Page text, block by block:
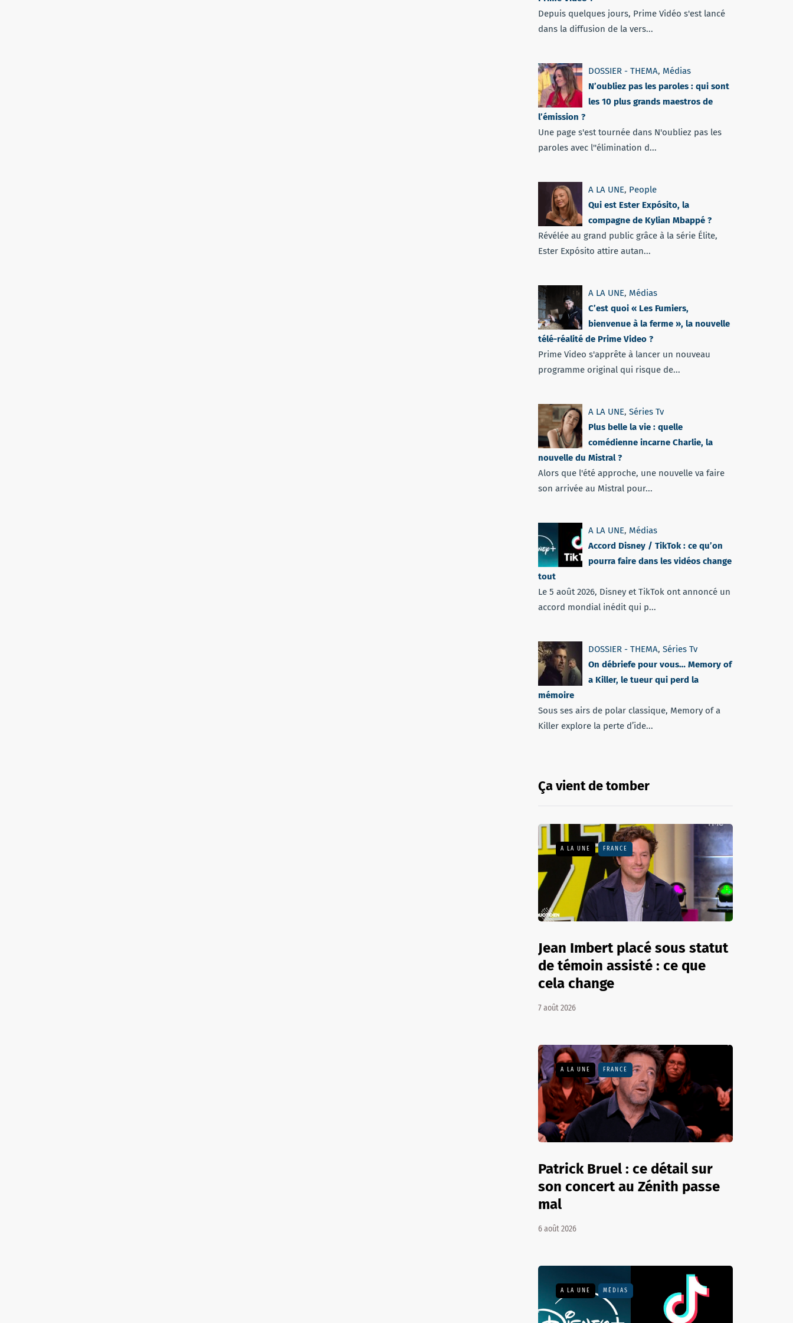
Depuis quelques jours, Prime Vidéo s'est lancé
dans la diffusion de la vers...
DOSSIER - THEMA, Médias
N’oubliez pas les paroles : qui sont
les 10 plus grands maestros de
l’émission ?
Une page s'est tournée dans N'oubliez pas les
paroles avec l''élimination d...
A LA UNE, People
Qui est Ester Expósito, la
compagne de Kylian Mbappé ?
Révélée au grand public grâce à la série Élite,
Ester Expósito attire autan...
A LA UNE, Médias
C’est quoi « Les Fumiers,
bienvenue à la ferme », la nouvelle
télé-réalité de Prime Video ?
Prime Video s'apprête à lancer un nouveau
programme original qui risque de...
A LA UNE, Séries Tv
Plus belle la vie : quelle
comédienne incarne Charlie, la
nouvelle du Mistral ?
Alors que l'été approche, une nouvelle va faire
son arrivée au Mistral pour...
A LA UNE, Médias
Accord Disney / TikTok : ce qu’on
pourra faire dans les vidéos change
tout
Le 5 août 2026, Disney et TikTok ont annoncé un
accord mondial inédit qui p...
DOSSIER - THEMA, Séries Tv
On débriefe pour vous… Memory of
a Killer, le tueur qui perd la
mémoire
Sous ses airs de polar classique, Memory of a
Killer explore la perte d’ide...
Ça vient de tomber
A LA UNE FRANCE
Jean Imbert placé sous statut
de témoin assisté : ce que
cela change
7 août 2026
A LA UNE FRANCE
Patrick Bruel : ce détail sur
son concert au Zénith passe
mal
6 août 2026
A LA UNE MÉDIAS